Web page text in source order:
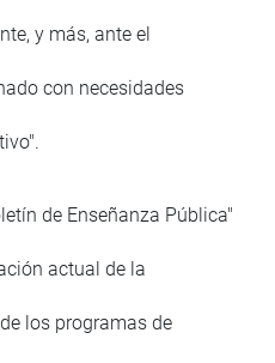
y más, ante el
con necesidades
de Enseñanza Pública"
actual de la
los programas de